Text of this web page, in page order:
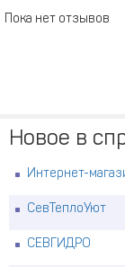
Пока нет отзывов
Новое в
Интернет-
СевТеплоУют
СЕВГИДРО